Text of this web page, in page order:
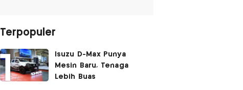
Terpopuler
Isuzu D-Max Punya
Mesin Baru, Tenaga
Lebih Buas